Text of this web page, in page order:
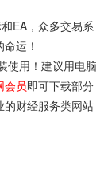
EA，众多交易系
运！
使用！建议用电脑
会员即可下载部分
的财经服务类网站